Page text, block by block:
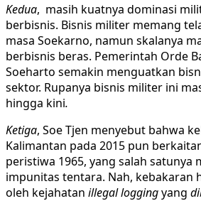
Kedua, masih kuatnya dominasi
berbisnis. Bisnis militer memang
masa Soekarno, namun skalanya
berbisnis beras. Pemerintah Orde
Soeharto semakin menguatkan
sektor. Rupanya bisnis militer ini
hingga kini.
Ketiga, Soe Tjen menyebut bahwa
Kalimantan pada 2015 pun
peristiwa 1965, yang salah satunya
impunitas tentara. Nah, kebakaran
oleh kejahatan illegal loggingyang